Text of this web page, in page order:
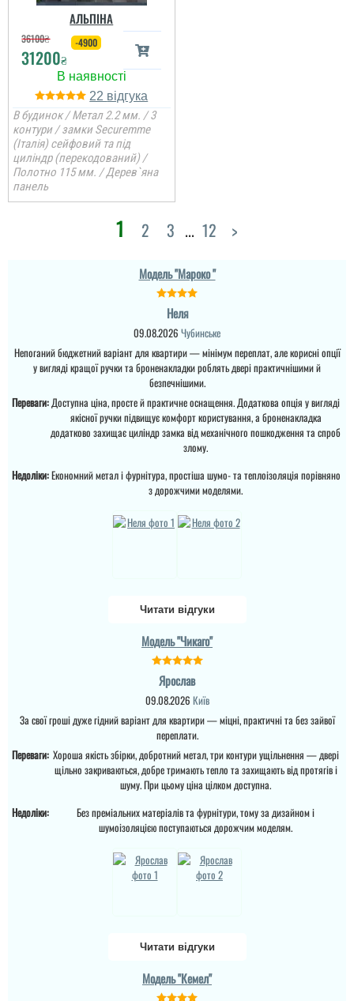
додати. Якість та вид
покриття ви можете самі
побачите а масивне
полотно і короб , то
відпадають всі питання
будинок....
Саша
сказати, що це дуже
достойний варіант.
читати всі відгуки
Ціна не мала, але якщо
подивитись хто може
покриття на ринку , то у
вас відпадуть всі
питання по ціні та самих
характеристик дверей.
Це просто двері вогонь
АЛЬПІНА
36100₴
31200₴
-4900
22
В будинок / Метал 2.2 мм. / 3
контури / замки Securemme
(Італія) сейфовий та під
циліндр (перекодований) /
Полотно 115 мм. / Дерев`яна
панель
1 2 3 ... 12 >
Модель "Мароко "
Неля
09.08.2026 Чубинське
Непоганий бюджетний варіант для квартири — мінімум переплат, але корисні опції
у вигляді кращої ручки та броненакладки роблять двері практичнішими й
безпечнішими.
Переваги:Доступна ціна, просте й практичне оснащення. Додаткова опція у вигляді
якісної ручки підвищує комфорт користування, а броненакладка
додатково захищає циліндр замка від механічного пошкодження та спроб
злому.
Недоліки:Економний метал і фурнітура, простіша шумо- та теплоізоляція порівняно
з дорожчими моделями.
Читати відгуки
Модель "Чикаго"
Ярослав
09.08.2026 Київ
За свої гроші дуже гідний варіант для квартири — міцні, практичні та без зайвої
переплати.
Переваги: Хороша якість збірки, добротний метал, три контури ущільнення — двері
щільно закриваються, добре тримають тепло та захищають від протягів і
шуму. При цьому ціна цілком доступна.
Недоліки:
Без преміальних матеріалів та фурнітури, тому за дизайном і
шумоізоляцією поступаються дорожчим моделям.
Читати відгуки
Модель "Кемел"